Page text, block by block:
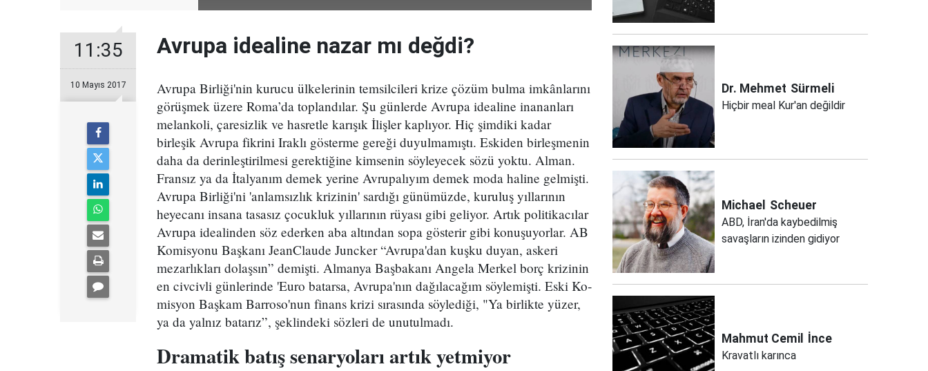
11:35
10 Mayıs 2017
Avrupa idealine nazar mı değdi?
Avrupa Birliği'nin kurucu ülkelerinin temsilcileri krize çözüm bulma imkân­larını
görüşmek üzere Roma’da toplandılar. Şu günlerde Avrupa idealine inananları
melankoli, çaresizlik ve hasretle karışık İlişler kaplıyor. Hiç şim­diki kadar
birleşik Avrupa fikrini Iraklı gösterme gereği duyulmamıştı. Eskiden bir­leşmenin
daha da derinleştirilmesi gerektiğine kimsenin söyleyecek sözü yoktu. Alman.
Fransız ya da İtalyanım demek yerine Avrupalıyım demek moda haline gelmişti.
Avrupa Birliği'ni 'anlamsızlık krizinin' sardığı günümüzde, kuruluş yılla­rının
heyecanı insana tasasız çocukluk yıllarının rüyası gibi geliyor. Artık politika­cılar
Avrupa idealinden söz ederken aba altından sopa gösterir gibi konuşuyorlar. AB
Komisyonu Başkanı JeanClaude Juncker “Avrupa'dan kuşku duyan, askeri
mezarlıkları dolaşsın” demişti. Almanya Başbakanı Angela Merkel borç krizinin
en civcivli günlerinde 'Euro batarsa, Avrupa'nın dağılacağım söylemişti. Eski Ko­
misyon Başkam Barroso'nun finans krizi sırasında söylediği, "Ya birlikte yüzer,
ya da yalnız batarız”, şeklindeki sözleri de unutulmadı.
Dramatik batış senaryoları artık yetmiyor
Dr. Mehmet Sürmeli
Hiçbir meal Kur'an değildir
Michael Scheuer
ABD, İran'da kaybedilmiş
savaşların izinden gidiyor
Mahmut Cemil İnce
Kravatlı karınca